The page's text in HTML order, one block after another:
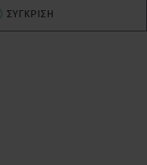
ΣΎΓΚΡΙΣΗ